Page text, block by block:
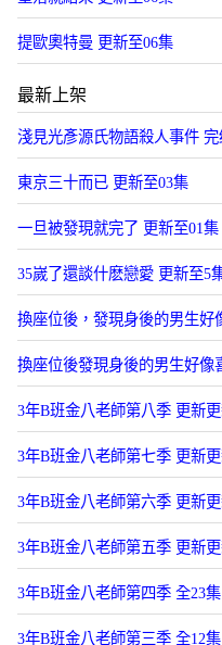
提歐奧特曼 更新至06集
最新上架
淺見光彥源氏物語殺人事件 完
東京三十而已 更新至03集
一旦被發現就完了 更新至01集
35嵗了還談什麽戀愛 更新至5
換座位後，發現身後的男生好
換座位後發現身後的男生好像
3年B班金八老師第八季 更新
3年B班金八老師第七季 更新
3年B班金八老師第六季 更新
3年B班金八老師第五季 更新
3年B班金八老師第四季 全23集
3年B班金八老師第三季 全12集